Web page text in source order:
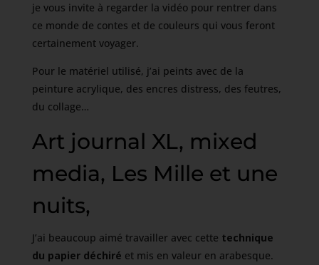
je vous invite à regarder la vidéo pour rentrer dans
ce monde de contes et de couleurs qui vous feront
certainement voyager.
Pour le matériel utilisé, j’ai peints avec de la
peinture acrylique, des encres distress, des feutres,
du collage…
Art journal XL, mixed
media, Les Mille et une
nuits,
J’ai beaucoup aimé travailler avec cette technique
du papier déchiré et mis en valeur en arabesque.